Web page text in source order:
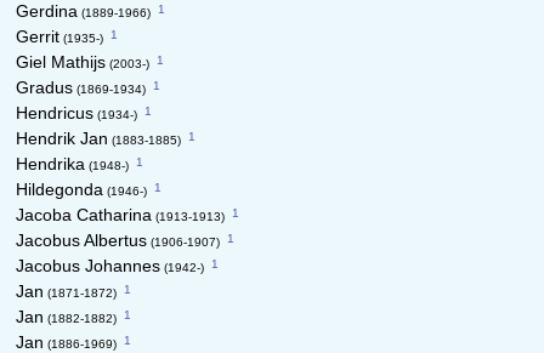
Gerdina (1889-1966) 1
Gerrit (1935-) 1
Giel Mathijs (2003-) 1
Gradus (1869-1934) 1
Hendricus (1934-) 1
Hendrik Jan (1883-1885) 1
Hendrika (1948-) 1
Hildegonda (1946-) 1
Jacoba Catharina (1913-1913) 1
Jacobus Albertus (1906-1907) 1
Jacobus Johannes (1942-) 1
Jan (1871-1872) 1
Jan (1882-1882) 1
Jan (1886-1969) 1